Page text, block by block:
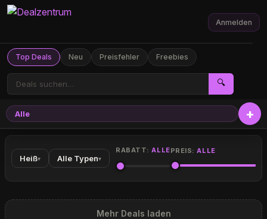
Top Deals Neu Preisfehler Freebies
🔍
Anmelden
Alle
Heiß▾ Alle Typen▾
RABATT:ALLEPREIS:ALLE
Mehr Deals laden